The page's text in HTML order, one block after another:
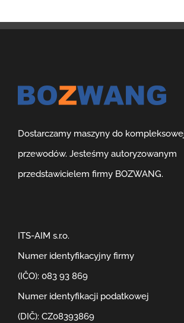
Dostarczamy maszyny do
przewodów. Jesteśmy autoryzowanym
przedstawicielem firmy BOZWANG.
ITS-AIM s.r.o.
Numer identyfikacyjny firmy
(IČO): 083 93 869
Numer identyfikacji podatkowej
(DIČ): CZ08393869